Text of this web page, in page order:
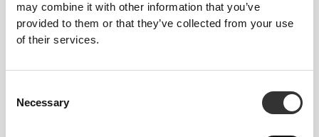
may combine it with other information that you’ve
provided to them or that they’ve collected from your use
of their services.
Selection
Necessary
PRAWDZIWYPRZEŁOM
Zaprojektowane z myślą o strategicznych strefach
chłodzenia oraz ukierunkowanym wsparciu, aby